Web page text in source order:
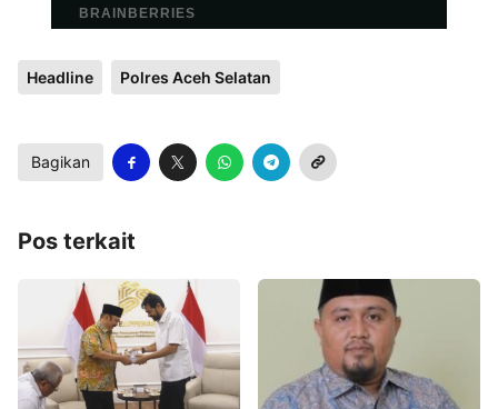
Headline Polres Aceh Selatan
Bagikan
Pos terkait